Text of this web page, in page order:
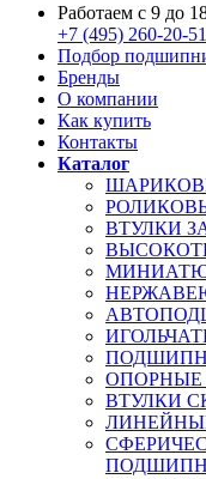
Работаем с 9 до
+7 (495) 260-20-51
Подбор
Бренды
О компании
Как купить
Контакты
Каталог
ВТУЛКИ
ОПОРНЫЕ
ВТУЛКИ